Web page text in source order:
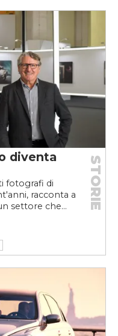
diventa
fotografi di
racconta a
settore che...
STORIE